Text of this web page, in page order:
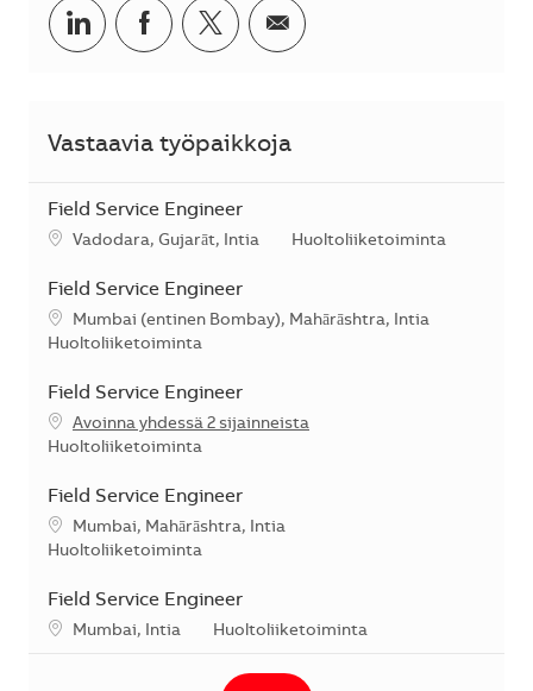
Jaa LinkedInissä
Jaa Facebookissa
Jaa Twitterissä
Jaa sähköpostilla
Vastaavia työpaikkoja
Field Service Engineer
SijaintiVadodara, Gujarāt, Intia Kategoria
Huoltoliiketoiminta
Field Service Engineer
SijaintiMumbai (entinen Bombay), Mahārāshtra, Intia
Kategoria
Huoltoliiketoiminta
Field Service Engineer
Avoinna yhdessä 2 sijainneista
Kategoria
Huoltoliiketoiminta
Field Service Engineer
SijaintiMumbai, Mahārāshtra, Intia
Kategoria
Huoltoliiketoiminta
Field Service Engineer
SijaintiMumbai, Intia Kategoria
Huoltoliiketoiminta